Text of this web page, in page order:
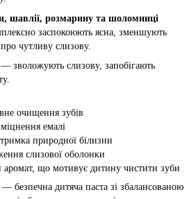
шавлії, розмарину та шоломниці
заспокоюють ясна, зменшують
чутливу слизову.
— зволожують слизову, запобігають
очищення зубів
емалі
природної білизни
слизової оболонки
що мотивує дитину чистити зуби
— безпечна дитяча паста зі збалансованою